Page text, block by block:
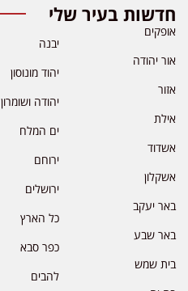
חדשות בעיר שלי
אופקים
אור יהודה
אזור
אילת
אשדוד
אשקלון
באר יעקב
באר שבע
בית שמש
יבנה
יהוד מונוסון
יהודה ושומרון
ים המלח
ירוחם
ירושלים
כל הארץ
כפר סבא
להבים